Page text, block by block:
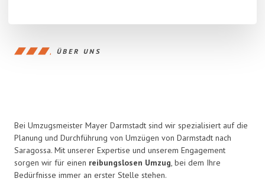
ÜBER UNS
Bei Umzugsmeister Mayer Darmstadt sind wir spezialisiert auf die
Planung und Durchführung von Umzügen von Darmstadt nach
Saragossa. Mit unserer Expertise und unserem Engagement
sorgen wir für einen reibungslosen Umzug, bei dem Ihre
Bedürfnisse immer an erster Stelle stehen.